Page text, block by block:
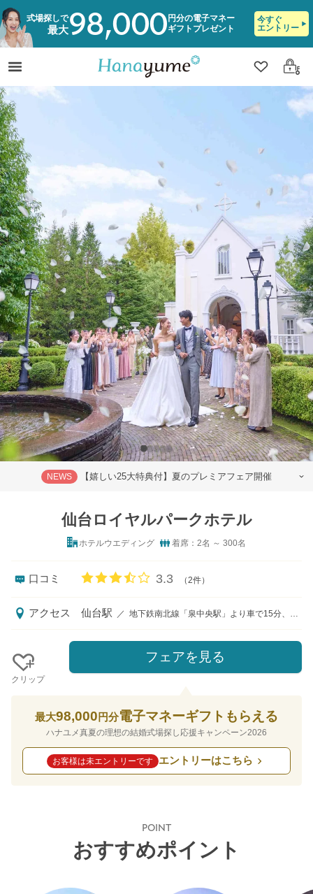
式場探しで
最大98,000 円分の電子マネー
ギフトプレゼント
今すぐ
エントリー
クリップ
ログ
NEWS 【嬉しい25大特典付】夏のプレミアフェア開催
仙台ロイヤルパークホテル
ホテルウエディング 着席：2名 ～ 300名
口コミ 口コミ評価
3.3 （2件）
アクセス 仙台駅 ／ 地下鉄南北線「泉中央駅」より車で15分、JR「仙台駅」より車で30分（無料バス有）
クリップ
フェアを見る
最大98,000 円分電子マネーギフトもらえる
ハナユメ真夏の理想の結婚式場探し応援キャンペーン2026
お客様は未エントリーです エントリーはこちら
POINT
おすすめポイント